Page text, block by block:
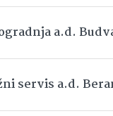
a.d.
servis a.d.